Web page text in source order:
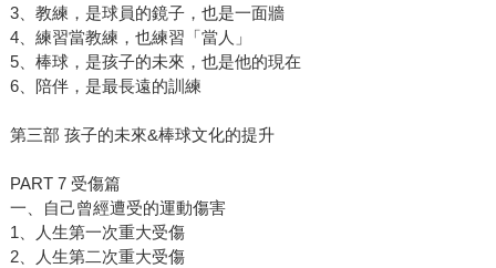
3、教練，是球員的鏡子，也是一面牆
4、練習當教練，也練習「當人」
5、棒球，是孩子的未來，也是他的現在
6、陪伴，是最長遠的訓練
第三部 孩子的未來&棒球文化的提升
PART 7 受傷篇
一、自己曾經遭受的運動傷害
1、人生第一次重大受傷
2、人生第二次重大受傷